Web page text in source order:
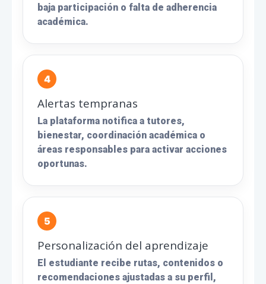
baja participación o falta de adherencia
académica.
Alertas tempranas
La plataforma notifica a tutores,
bienestar, coordinación académica o
áreas responsables para activar acciones
oportunas.
Personalización del aprendizaje
El estudiante recibe rutas, contenidos o
recomendaciones ajustadas a su perfil,